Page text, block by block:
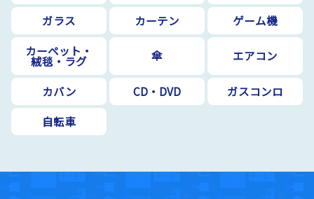
ガラス
カーテン
ゲーム機
カーペット・
絨毯・ラグ 傘 エアコン
カバン CD・DVD
ガスコンロ
自転車